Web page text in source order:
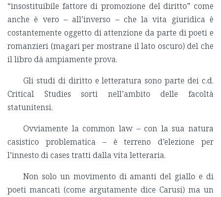
“insostituibile fattore di promozione del diritto” come
anche è vero – all’inverso – che la vita giuridica è
costantemente oggetto di attenzione da parte di poeti e
romanzieri (magari per mostrane il lato oscuro) del che
il libro dà ampiamente prova.
Gli studi di diritto e letteratura sono parte dei c.d.
Critical Studies sorti nell’ambito delle facoltà
statunitensi.
Ovviamente la common law – con la sua natura
casistico problematica – è terreno d’elezione per
l’innesto di cases tratti dalla vita letteraria.
Non solo un movimento di amanti del giallo e di
poeti mancati (come argutamente dice Carusi) ma un